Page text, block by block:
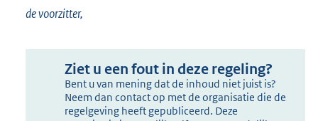
de voorzitter,
Ziet u een fout in deze regeling?
Bent u van mening dat de inhoud niet juist is?
Neem dan contact op met de organisatie die de
regelgeving heeft gepubliceerd. Deze